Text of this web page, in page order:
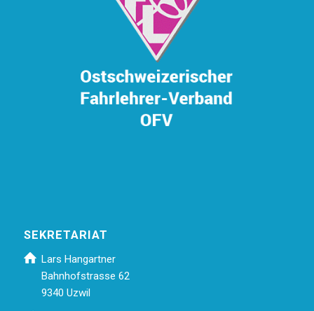
SEKRETARIAT
Lars Hangartner
Bahnhofstrasse 62
9340 Uzwil